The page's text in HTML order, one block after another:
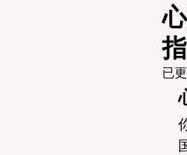
已